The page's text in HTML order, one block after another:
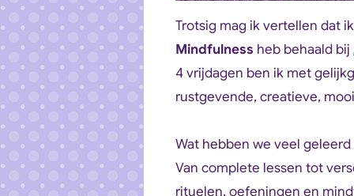
Trotsig mag ik vertellen dat
Mindfulness heb behaald bij
4 vrijdagen ben ik met
rustgevende, creatieve,
Wat hebben we veel
Van complete lessen tot
rituelen, oefeningen en